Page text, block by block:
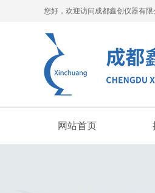
您好，欢迎访问成都鑫创仪器有限
网站首页